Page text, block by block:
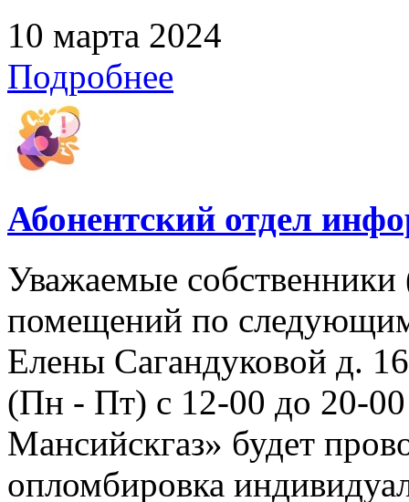
10 марта 2024
Подробнее
Абонентский отдел
Уважаемые
помещений по
Елены Сагандуковой д.
(Пн - Пт) с 12-00 до 20-
Мансийскгаз» будет
опломбировка